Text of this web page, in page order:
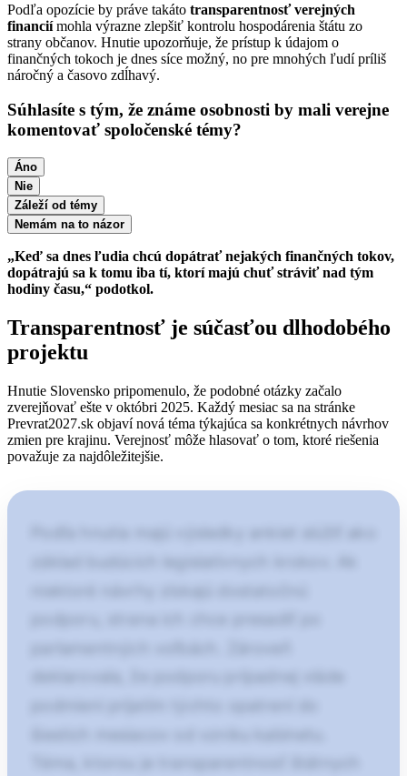
Podľa opozície by práve takáto transparentnosť verejných
financiímohla výrazne zlepšiť kontrolu hospodárenia štátu zo
strany občanov. Hnutie upozorňuje, že prístup k údajom o
finančných tokoch je dnes síce možný, no pre mnohých ľudí príliš
náročný a časovo zdĺhavý.
Súhlasíte s tým, že známe osobnosti by mali verejne
komentovať spoločenské témy?
Áno
Nie
Záleží od témy
Nemám na to názor
„Keď sa dnes ľudia chcú dopátrať nejakých finančných tokov,
dopátrajú sa k tomu iba tí, ktorí majú chuť stráviť nad tým
hodiny času,“ podotkol.
Transparentnosť je súčasťou dlhodobého
projektu
Hnutie Slovensko pripomenulo, že podobné otázky začalo
zverejňovať ešte v októbri 2025. Každý mesiac sa na stránke
Prevrat2027.sk objaví nová téma týkajúca sa konkrétnych návrhov
zmien pre krajinu. Verejnosť môže hlasovať o tom, ktoré riešenia
považuje za najdôležitejšie.